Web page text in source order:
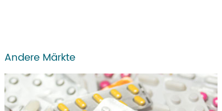
Andere Märkte